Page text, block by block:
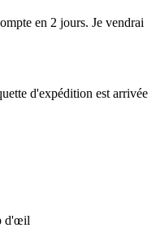
en 2 jours. Je vendrai
d'expédition est arrivée
d'œil